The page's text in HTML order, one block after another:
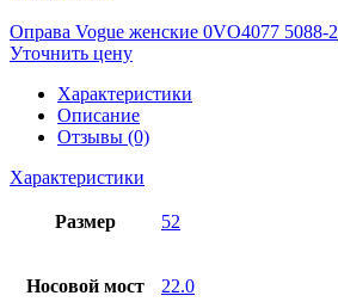
Оправа Vogue женские 0VO4077 5088-2
Уточнить цену
Характеристики
Описание
Отзывы (0)
Характеристики
Размер 52
Носовой мост 22.0